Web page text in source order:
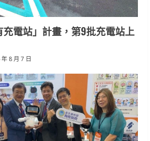
充電站」計畫，第9批充電站上
8 月 7 日